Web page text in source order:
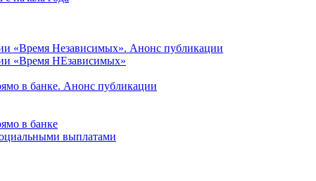
«Время Независимых». Анонс публикации
«Время НЕзависимых»
в банке. Анонс публикации
в банке
выплатами